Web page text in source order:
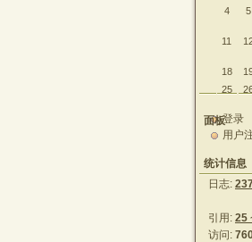
4
5
11
18
25
面板登录
用户
统计信息
日志: 237
引用: 25
访问: